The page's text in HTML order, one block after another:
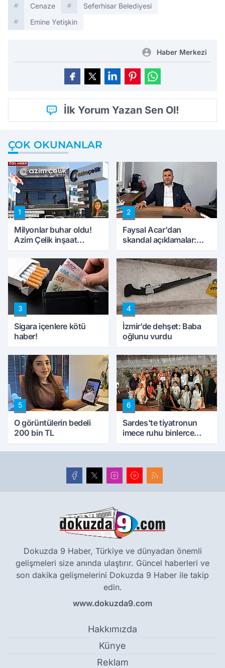
Cenaze
Seferhisar Belediyesi
Emine Yetişkin
Haber Merkezi
İlk Yorum Yazan Sen Ol!
ÇOK OKUNANLAR
1
Milyonlar buhar oldu!
Azim Çelik inşaat
konuştu
2
Faysal Acar'dan
skandal açıklamalar:
peynircilerimizi de
kıskaca aldı, müdahale
ettik'
3
Sigara içenlere kötü
haber!
4
İzmir’de dehşet: Baba
oğlunu vurdu
5
O görüntülerin bedeli
200 bin TL
6
Sardes'te tiyatronun
imece ruhu binlerce
Dokuzda 9 Haber, Türkiye ve dünyadan önemli
gelişmeleri size anında ulaştırır. Güncel haberleri ve
son dakika gelişmelerini Dokuzda 9 Haber ile takip
edin.
www.dokuzda9.com
Hakkımızda
Künye
Reklam